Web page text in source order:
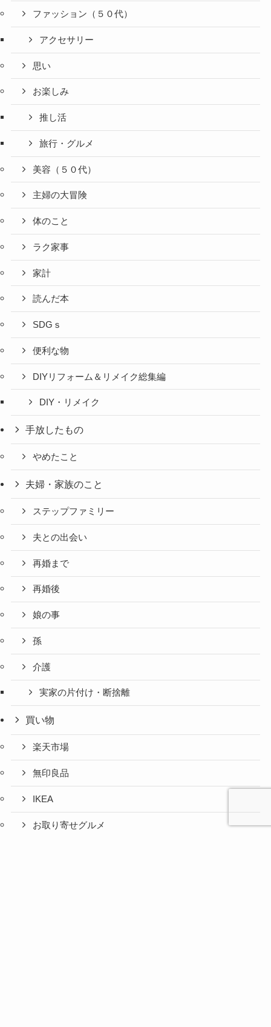
ファッション（５０代）
アクセサリー
思い
お楽しみ
推し活
旅行・グルメ
美容（５０代）
主婦の大冒険
体のこと
ラク家事
家計
読んだ本
SDGｓ
便利な物
DIYリフォーム＆リメイク総集編
DIY・リメイク
手放したもの
やめたこと
夫婦・家族のこと
ステップファミリー
夫との出会い
再婚まで
再婚後
娘の事
孫
介護
実家の片付け・断捨離
買い物
楽天市場
無印良品
IKEA
お取り寄せグルメ